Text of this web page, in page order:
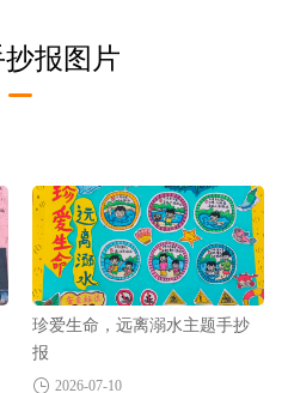
报图片
珍爱生命，远离溺水主题手抄
报
2026-07-10